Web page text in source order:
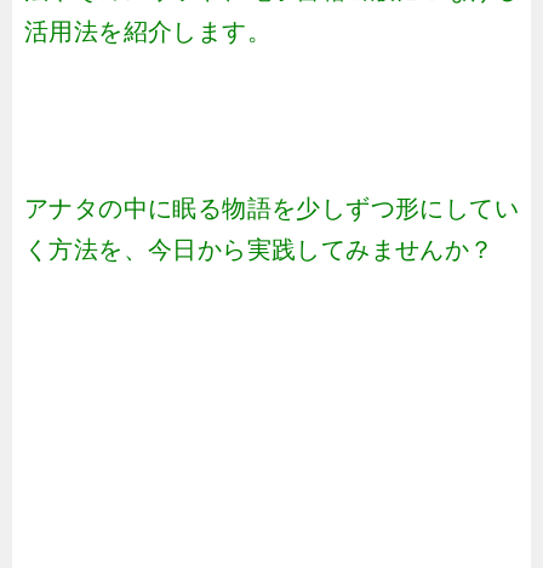
活用法を紹介します。
アナタの中に眠る物語を少しずつ形にしてい
く方法を、今日から実践してみませんか？